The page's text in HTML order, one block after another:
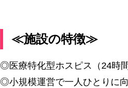
≪施設の特徴≫
◎医療特化型ホスピス（24時
◎小規模運営で一人ひとりに